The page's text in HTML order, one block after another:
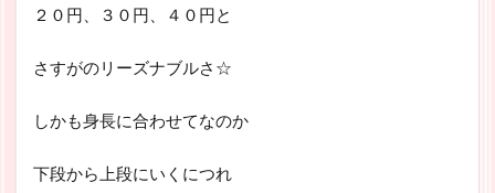
２０円、３０円、４０円と
さすがのリーズナブルさ☆
しかも身長に合わせてなのか
下段から上段にいくにつれ